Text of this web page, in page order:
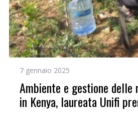
7 gennaio 2025
Ambiente e gestione delle
in Kenya, laureata Unifi